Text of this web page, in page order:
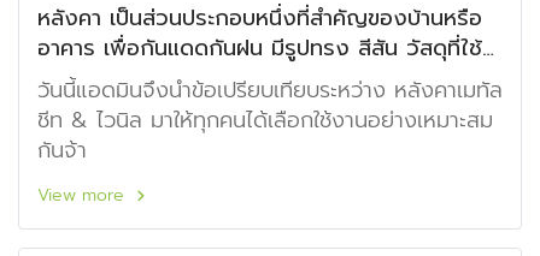
หลังคา เป็นส่วนประกอบหนึ่งที่สำคัญของบ้านหรือ
อาคาร เพื่อกันแดดกันฝน มีรูปทรง สีสัน วัสดุที่ใช้
แตกต่างออกไป
วันนี้แอดมินจึงนำข้อเปรียบเทียบระหว่าง หลังคาเมทัล
ชีท & ไวนิล มาให้ทุกคนได้เลือกใช้งานอย่างเหมาะสม
กันจ้า
View more